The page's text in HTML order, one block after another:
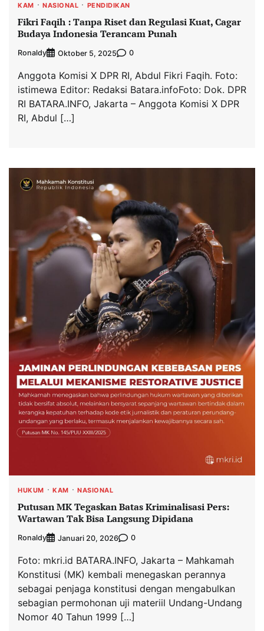
KAM NASIONAL PENDIDIKAN
Fikri Faqih : Tanpa Riset dan Regulasi Kuat, Cagar
Budaya Indonesia Terancam Punah
Ronaldy Oktober 5, 2025 0
Anggota Komisi X DPR RI, Abdul Fikri Faqih. Foto:
istimewa Editor: Redaksi Batara.infoFoto: Dok. DPR
RI BATARA.INFO, Jakarta – Anggota Komisi X DPR
RI, Abdul […]
HUKUM KAM NASIONAL
Putusan MK Tegaskan Batas Kriminalisasi Pers:
Wartawan Tak Bisa Langsung Dipidana
Ronaldy Januari 20, 2026 0
Foto: mkri.id BATARA.INFO, Jakarta – Mahkamah
Konstitusi (MK) kembali menegaskan perannya
sebagai penjaga konstitusi dengan mengabulkan
sebagian permohonan uji materiil Undang-Undang
Nomor 40 Tahun 1999 […]